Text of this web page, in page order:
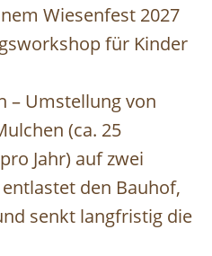
Wiesenfest 2027
für Kinder
– Umstellung von
(ca. 25
Jahr) auf zwei
den Bauhof,
senkt langfristig die